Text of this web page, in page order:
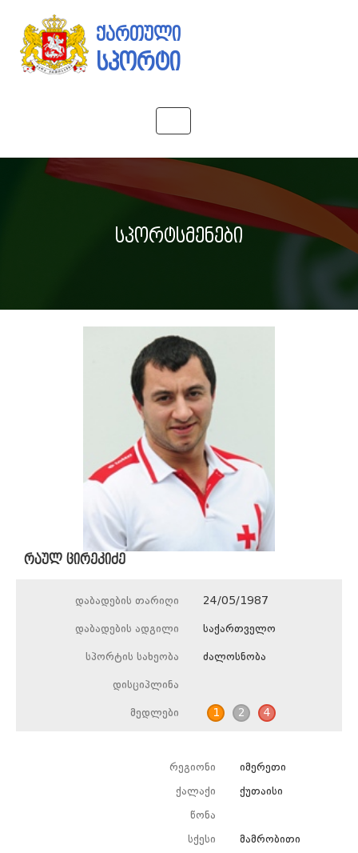
ქართული
სპორტი
navigation
სპორტსმენები
რაულ ცირეკიძე
დაბადების თარიღი 24/05/1987
დაბადების ადგილი საქართველო
სპორტის სახეობა ძალოსნობა
დისციპლინა
მედლები 1 2 4
რეგიონი იმერეთი
ქალაქი ქუთაისი
წონა
სქესი მამრობითი